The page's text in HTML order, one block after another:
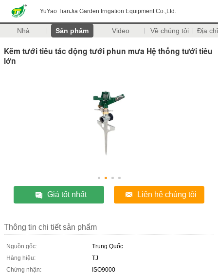
YuYao TianJia Garden Irrigation Equipment Co.,Ltd.
Nhà Sản phẩm Video Về chúng tôi Địa
Kẽm tưới tiêu tác động tưới phun mưa Hệ thống tưới tiêu
lớn
Giá tốt nhất Liên hệ chúng tôi
Thông tin chi tiết sản phẩm
Nguồn gốc:
Trung Quốc
Hàng hiệu:
TJ
Chứng nhận:
ISO9000